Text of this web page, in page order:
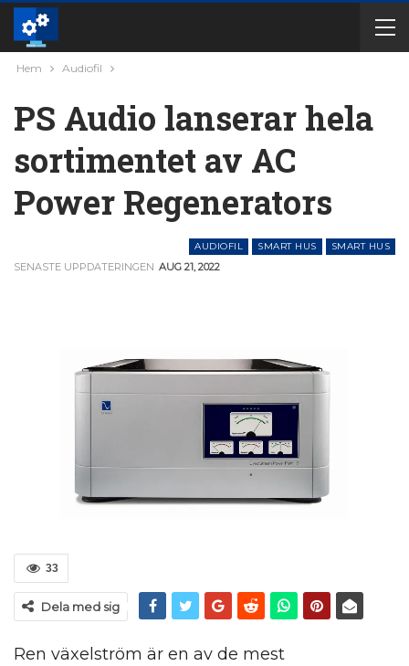
Hem Audiofil
PS Audio lanserar hela
sortimentet av AC
Power Regenerators
AUDIOFIL SMART HUS SMART HUS
SENASTE UPPDATERINGEN AUG 21, 2022
33
Dela med sig
Ren växelström är en av de mest